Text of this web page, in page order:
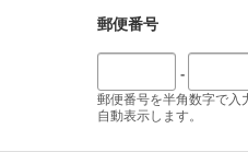
郵便番号
-
郵便番号を半角数字で入
自動表示します。